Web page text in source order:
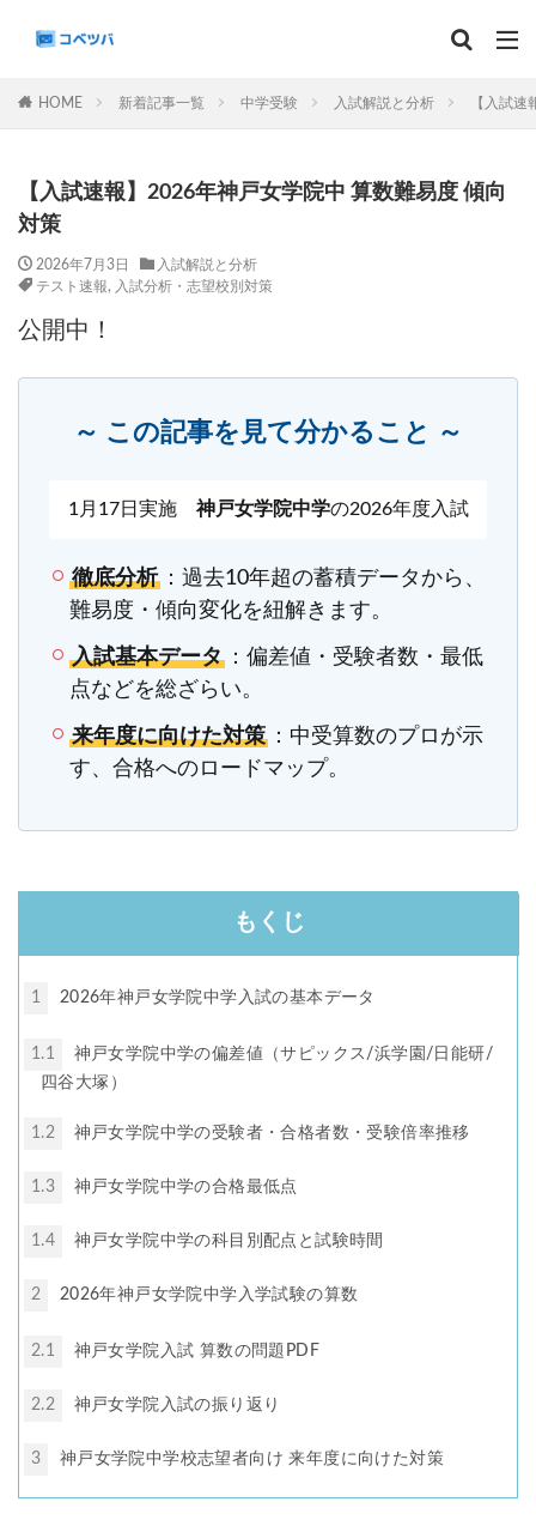
HOME 新着記事一覧 中学受験 入試解説と分析 【入試
【入試速報】2026年神戸女学院中 算数難易度 傾向
対策
2026年7月3日
入試解説と分析
テスト速報, 入試分析・志望校別対策
公開中！
～ この記事を見て分かること ～
1月17日実施 神戸女学院中学の2026年度入試
徹底分析 ：過去10年超の蓄積データから、
難易度・傾向変化を紐解きます。
入試基本データ ：偏差値・受験者数・最低
点などを総ざらい。
来年度に向けた対策 ：中受算数のプロが示
す、合格へのロードマップ。
もくじ
1 2026年神戸女学院中学入試の基本データ
1.1
神戸女学院中学の偏差値（サピックス/浜学園/日能研/
四谷大塚）
1.2 神戸女学院中学の受験者・合格者数・受験倍率推移
1.3 神戸女学院中学の合格最低点
1.4 神戸女学院中学の科目別配点と試験時間
2 2026年神戸女学院中学入学試験の算数
2.1 神戸女学院入試 算数の問題PDF
2.2 神戸女学院入試の振り返り
3 神戸女学院中学校志望者向け 来年度に向けた対策
カテゴリー
タグ
算数
6年生 5年生 4年生 入試分析・志望校別対策
学習相談への回答 コベツバradio（音声コンテンツ）
SAPIXデイリーチェック
SAPIXマンスリー確認/復習テスト SAPIX組分けテスト
サピックスオープン 土曜特訓
早稲アカデミーカリキュラムテスト
四谷大塚公開組分けテスト 四谷大塚合不合判定テスト
四谷大塚志望校判定テスト 新学年(1月〜2月)
冬期(12月〜1月) サピックステキスト解説・対策
検索